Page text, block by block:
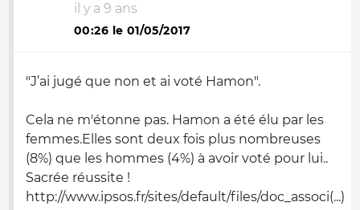
il y a 9 ans
00:26 le 01/05/2017
"J’ai jugé que non et ai voté Hamon".
Cela ne m'étonne pas. Hamon a été élu par les
femmes.Elles sont deux fois plus nombreuses
(8%) que les hommes (4%) à avoir voté pour lui..
Sacrée réussite !
http://www.ipsos.fr/sites/default/files/doc_associ(...)